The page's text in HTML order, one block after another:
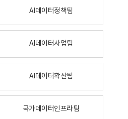
AI데이터정책팀
AI데이터사업팀
AI데이터확산팀
국가데이터인프라팀